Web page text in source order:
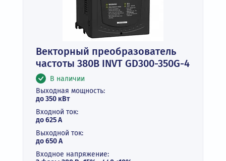
Векторный преобразователь
частоты 380В INVT GD300-350G-4
В наличии
Выходная мощность:
до 350 кВт
Входной ток:
до 625 А
Выходной ток:
до 650 А
Входное напряжение: